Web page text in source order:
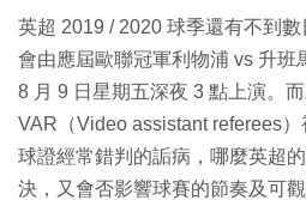
英超 2019 / 2020 球季還有不到
會由應屆歐聯冠軍利物浦 vs 升班
8 月 9 日星期五深夜 3 點上演。
VAR（Video assistant referees
球證經常錯判的詬病，哪麼英超
決，又會否影響球賽的節奏及可